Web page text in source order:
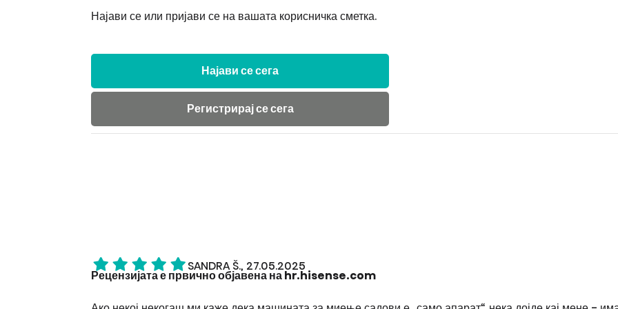
Најави се или пријави се на вашата корисничка сметка.
Најави се сега
Регистрирај се сега
SANDRA Š., 27.05.2025
Рецензијата е првично објавена на hr.hisense.com